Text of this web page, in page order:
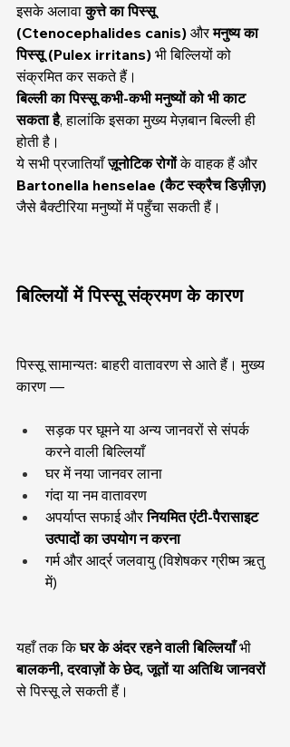
इसके अलावा कुत्ते का पिस्सू
(Ctenocephalides canis) और मनुष्य का
पिस्सू (Pulex irritans) भी बिल्लियों को
संक्रमित कर सकते हैं।
बिल्ली का पिस्सू कभी-कभी मनुष्यों को भी काट
सकता है, हालांकि इसका मुख्य मेज़बान बिल्ली ही
होती है।
ये सभी प्रजातियाँ ज़ूनोटिक रोगों के वाहक हैं और
Bartonella henselae (कैट स्क्रैच डिज़ीज़)
जैसे बैक्टीरिया मनुष्यों में पहुँचा सकती हैं।
बिल्लियों में पिस्सू संक्रमण के कारण
पिस्सू सामान्यतः बाहरी वातावरण से आते हैं। मुख्य
कारण —
सड़क पर घूमने या अन्य जानवरों से संपर्क
करने वाली बिल्लियाँ
घर में नया जानवर लाना
गंदा या नम वातावरण
अपर्याप्त सफाई और नियमित एंटी-पैरासाइट
उत्पादों का उपयोग न करना
गर्म और आर्द्र जलवायु (विशेषकर ग्रीष्म ऋतु
में)
यहाँ तक कि घर के अंदर रहने वाली बिल्लियाँ भी
बालकनी, दरवाज़ों के छेद, जूतों या अतिथि जानवरों
से पिस्सू ले सकती हैं।